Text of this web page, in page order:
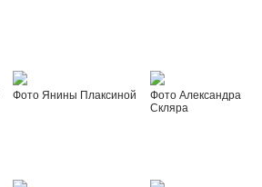
Фото Янины Плаксиной
Фото Александра
Скляра